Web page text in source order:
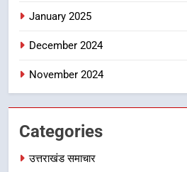
January 2025
December 2024
November 2024
Categories
उत्तराखंड समाचार